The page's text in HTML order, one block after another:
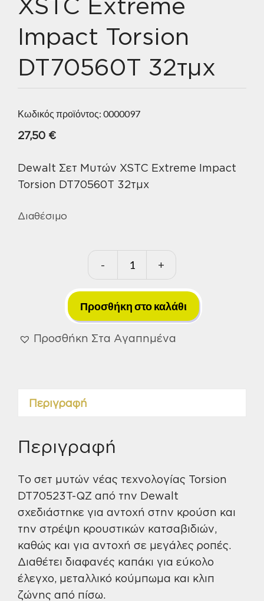
XSTC Extreme
Impact Torsion
DT70560T 32τμχ
Κωδικός προϊόντος: 0000097
27,50 €
Dewalt Σετ Μυτών XSTC Extreme Impact
Torsion DT70560T 32τμχ
Διαθέσιμο
-
Dewalt
Σετ
Μυτών
XSTC
Extreme
+
Προσθήκη στο καλάθι
Προσθήκη Στα Αγαπημένα
Περιγραφή
Περιγραφή
Το σετ μυτών νέας τεχνολογίας Torsion
DT70523T-QZ από την Dewalt
σχεδιάστηκε για αντοχή στην κρούση και
την στρέψη κρουστικών κατσαβιδιών,
καθώς και για αντοχή σε μεγάλες ροπές.
Διαθέτει διαφανές καπάκι για εύκολο
έλεγχο, μεταλλικό κούμπωμα και κλιπ
ζώνης από πίσω.